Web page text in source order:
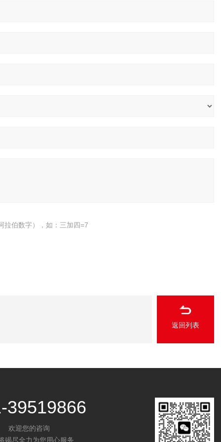
拉伯数字），如：三加四=7
返回列表
39519866
欢迎您的咨询
竭尽全力为您用心服务